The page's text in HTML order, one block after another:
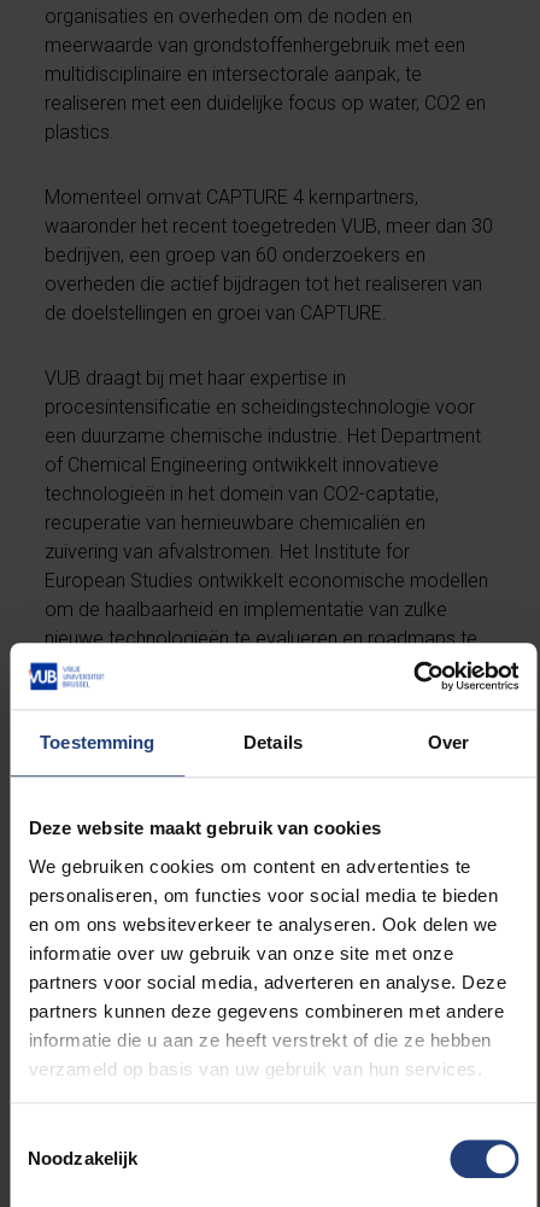
Toestemming Details Over
Deze website maakt gebruik van cookies
We gebruiken cookies om content en advertenties te
personaliseren, om functies voor social media te bieden
en om ons websiteverkeer te analyseren. Ook delen we
informatie over uw gebruik van onze site met onze
partners voor social media, adverteren en analyse. Deze
partners kunnen deze gegevens combineren met andere
informatie die u aan ze heeft verstrekt of die ze hebben
verzameld op basis van uw gebruik van hun services.
Noodzakelijk
organisaties en overheden om de noden en
meerwaarde van grondstoffenhergebruik met een
multidisciplinaire en intersectorale aanpak, te
realiseren met een duidelijke focus op water, CO2 en
plastics.
Momenteel omvat CAPTURE 4 kernpartners,
waaronder het recent toegetreden VUB, meer dan 30
bedrijven, een groep van 60 onderzoekers en
overheden die actief bijdragen tot het realiseren van
de doelstellingen en groei van CAPTURE.
VUB draagt bij met haar expertise in
procesintensificatie en scheidingstechnologie voor
een duurzame chemische industrie. Het Department
of Chemical Engineering ontwikkelt innovatieve
technologieën in het domein van CO2-captatie,
recuperatie van hernieuwbare chemicaliën en
zuivering van afvalstromen. Het Institute for
European Studies ontwikkelt economische modellen
om de haalbaarheid en implementatie van zulke
nieuwe technologieën te evalueren en roadmaps te
ontwikkelen. Beide teams hebben onlangs de
krachten gebundeld om op geïntegreerde wijze het
een breed scala aan bedrijven. De samenwerking
breder kenbaar te maken en op efficiëntere wijze
deel te nemen aan grootschalige
onderzoeksprojecten, onder andere op het Europese
niveau. De synergie met de andere CAPTURE-
onderzoekspartners zal leiden tot innovatieve
technologische oplossingen voor de actuele
uitdagingen die een multidisciplinaire aanpak
vereisen.